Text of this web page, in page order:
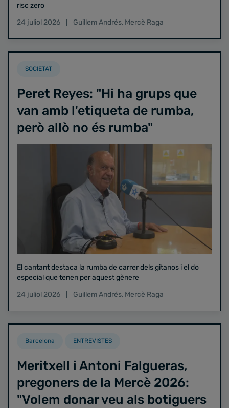
risc zero
24 juliol 2026
Guillem Andrés, Mercè Raga
SOCIETAT
Peret Reyes: "Hi ha grups que
van amb l'etiqueta de rumba,
però allò no és rumba"
El cantant destaca la rumba de carrer dels gitanos i el do
especial que tenen per aquest gènere
24 juliol 2026
Guillem Andrés, Mercè Raga
Barcelona ENTREVISTES
Meritxell i Antoni Falgueras,
pregoners de la Mercè 2026:
"Volem donar veu als botiguers